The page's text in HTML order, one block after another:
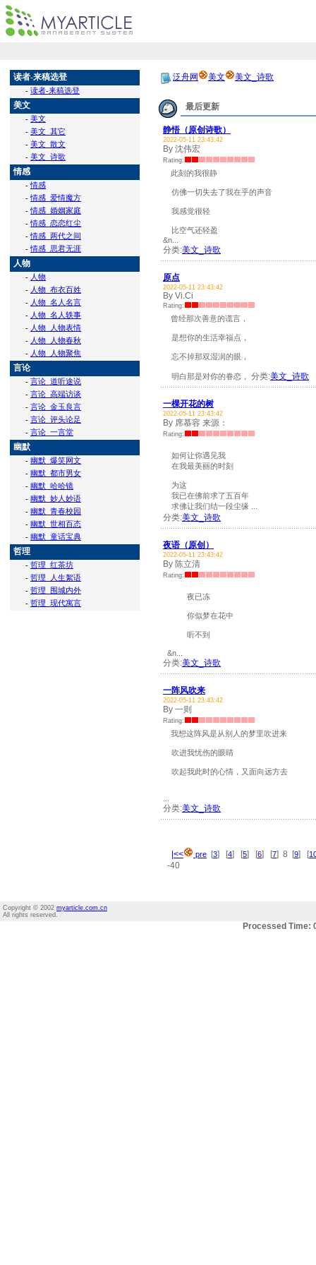
读者-来稿选登
- 读者-来稿选登
美文
- 美文
- 美文_其它
- 美文_散文
- 美文_诗歌
情感
-情感
-情感_爱情魔方
-情感_婚姻家庭
-情感_恋恋红尘
-情感_两代之间
-情感_思君无涯
人物
- 人物
- 人物_布衣百姓
- 人物_名人名言
- 人物_名人轶事
- 人物_人物表情
- 人物_人物春秋
- 人物_人物聚焦
言论
- 言论_道听途说
- 言论_高端访谈
- 言论_金玉良言
- 言论_评头论足
- 言论_一言堂
幽默
- 幽默_爆笑网文
- 幽默_都市男女
- 幽默_哈哈镜
- 幽默_妙人妙语
- 幽默_青春校园
- 幽默_世相百态
- 幽默_童话宝典
哲理
- 哲理_红茶坊
- 哲理_人生絮语
- 哲理_围城内外
- 哲理_现代寓言
泛舟网 美文 美文_诗歌
最后更新
静悟（原创诗歌）
2022-05-11 23:43:42
By 沈伟宏
Rating:
此刻的我很静
仿佛一切失去了我在乎的声音
我感觉很轻
比空气还轻盈
&n...
分类:美文_诗歌
原点
2022-05-11 23:43:42
By Vi.Ci
Rating:
曾经那次善意的谎言，
是想你的生活幸福点，
忘不掉那双湿润的眼，
明白那是对你的眷恋， 分类:美文_诗歌
一棵开花的树
2022-05-11 23:43:42
By 席慕容 来源：
Rating:
如何让你遇见我
在我最美丽的时刻
为这
我已在佛前求了五百年
求佛让我们结一段尘缘 ...
分类:美文_诗歌
夜语（原创）
2022-05-11 23:43:42
By 陈立清
Rating:
夜已冻
你似梦在花中
听不到
&n...
分类:美文_诗歌
一阵风吹来
2022-05-11 23:43:42
By 一则
Rating:
我想这阵风是从别人的梦里吹进来
吹进我忧伤的眼睛
吹起我此时的心情，又面向远方去
分类:美文_诗歌
|<< pre [3] [4] [5] [6] [7] 8 [9] [
-40
Copyright © 2002 myarticle.com.cn
All rights reserved.
Processed Time: